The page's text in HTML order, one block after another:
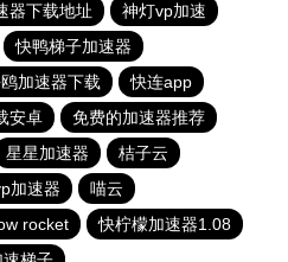
器下载地址
神灯vp加速
快鸭梯子加速器
加速器下载
快连app
安卓
免费的加速器推荐
星星加速器
桔子云
加速器
喵云
rocket
快柠檬加速器1.08